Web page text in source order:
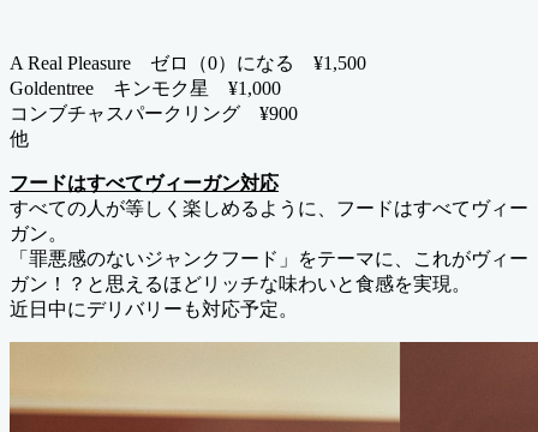
A Real Pleasure ゼロ（0）になる ¥1,500
Goldentree キンモク星 ¥1,000
コンブチャスパークリング ¥900
他
フードはすべてヴィーガン対応
すべての人が等しく楽しめるように、フードはすべてヴィー
ガン。
「罪悪感のないジャンクフード」をテーマに、これがヴィー
ガン！？と思えるほどリッチな味わいと食感を実現。
近日中にデリバリーも対応予定。